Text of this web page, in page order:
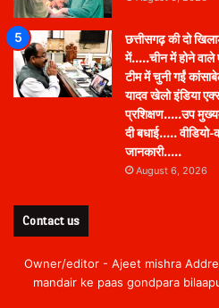
छत्तीसगढ़ की दो
में…..चीन में होने वाले
टीम में चुनी गईं
यादव खेलो इंडिया
प्रशिक्षण…..उप
दी बधाई….. वीडियो-
जानकारी…..
August 6, 2026
Contact us
Owner/editor - Ajeet mishra
mandair ke paas gondpara